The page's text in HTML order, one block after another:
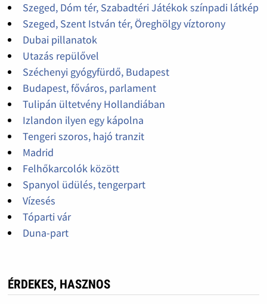
Szeged, Dóm tér, Szabadtéri Játékok színpadi látkép
Szeged, Szent István tér, Öreghölgy víztorony
Dubai pillanatok
Utazás repülővel
Széchenyi gyógyfürdő, Budapest
Budapest, főváros, parlament
Tulipán ültetvény Hollandiában
Izlandon ilyen egy kápolna
Tengeri szoros, hajó tranzit
Madrid
Felhőkarcolók között
Spanyol üdülés, tengerpart
Vízesés
Tóparti vár
Duna-part
ÉRDEKES, HASZNOS